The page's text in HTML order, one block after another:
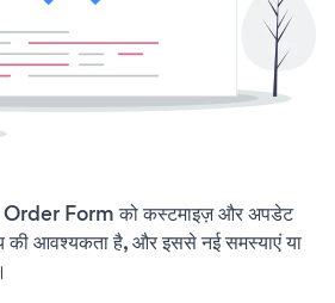
Order Form को कस्टमाइज़ और अपडेट
आवश्यकता है, और इससे नई समस्याएं या